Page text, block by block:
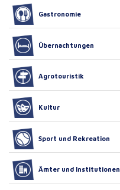
Gastronomie
Übernachtungen
Agrotouristik
Kultur
Sport und Rekreation
Ämter und Institutionen